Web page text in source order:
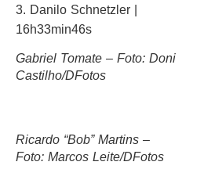
3. Danilo Schnetzler |
16h33min46s
Gabriel Tomate – Foto: Doni
Castilho/DFotos
Ricardo “Bob” Martins –
Foto: Marcos Leite/DFotos